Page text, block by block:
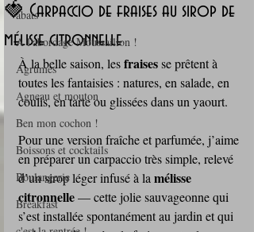
abats
A l'abordage Moussaillon !
Agrumes
Agneau et mouton
Ben mon cochon !
Boissons et cocktails
Boulangerie
Breakfast
🍓 Carpaccio de fraises au sirop de
mélisse citronnelle
À la belle saison, les fraises se prêtent à
toutes les fantaisies : natures, en salade, en
coulis, en tarte ou glissées dans un yaourt.
Pour une version fraîche et parfumée, j’aime
en préparer un carpaccio très simple, relevé
d’un sirop léger infusé à la mélisse
citronnelle — cette jolie sauvageonne qui
s’est installée spontanément au jardin et qui